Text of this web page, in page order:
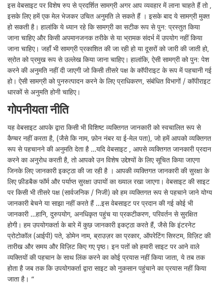
इस वेबसाइट पर विशेष रुप से प्रदर्शित सामग्री अगर आप व्यवहार में लाना चाहते हैं तो ,
इसके लिए हमें एक मेल भेजकर उचित अनुमति ले सकते हैं । इसके बाद ये सामग्री मुक्त
हो सकती है। हालांकि ये ध्यान रहे कि सामग्री का सटीक रूप से पुन: प्रस्तुत किया
जाना चाहिए और किसी अपमानजनक तरीके से या भ्रामक संदर्भ में उपयोग नहीं किया
जाना चाहिए। जहाँ भी सामग्री प्रकाशित की जा रही हो या दूसरों को जारी की जाती हो,
स्रोत को प्रमुख रूप से उल्लेख किया जाना चाहिए। हालांकि, ऐसी सामग्री को पुन: पेश
करने की अनुमति नहीं दी जाएगी जो किसी तीसरे पक्ष के कॉपीराइट के रूप में पहचानी गई
हो। ऐसी सामग्री को पुनरुत्पादन करने के लिए प्राधिकरण, संबंधित विभागों / कॉपीराइट
धारकों से अनुमति होनी चाहिए।
गोपनीयता नीति
यह वेबसाइट आपके द्वारा किसी भी विशिष्ट व्यक्तिगत जानकारी को स्वचालित रूप से
कैप्चर नहीं करता है, (जैसे कि नाम, फ़ोन नंबर या ई-मेल पता), जो हमें आपको व्यक्तिगत
रूप से पहचानने की अनुमति देता है …यदि वेबसाइट , आपसे व्यक्तिगत जानकारी प्रदान
करने का अनुरोध करती है, तो आपको उन विशेष उद्देश्यों के लिए सूचित किया जाएगा
जिनके लिए जानकारी इकट्ठा की जा रही है । आपकी व्यक्तिगत जानकारी की सुरक्षा के
लिए फ़ीडबैक फॉर्म और पर्याप्त सुरक्षा उपायों का ख्याल रखा जाएगा। वेबसाइट की साइट
पर किसी भी तीसरे पक्ष (सार्वजनिक / निजी) को हम व्यक्तिगत रूप से पहचाने जाने योग्य
जानकारी बेचने या साझा नहीं करते हैं …इस वेबसाइट पर प्रदान की गई कोई भी
जानकारी …हानि, दुरुपयोग, अनधिकृत पहुंच या प्रकटीकरण, परिवर्तन से सुरक्षित
होगी। हम उपयोगकर्ता के बारे में कुछ जानकारी इकट्ठा करते हैं, जैसे कि इंटरनेट
प्रोटोकॉल (आईपी) पते, डोमेन नाम, ब्राउज़र का प्रकार, ऑपरेटिंग सिस्टम, विज़िट की
तारीख और समय और विज़िट किए गए पृष्ठ। इन पतों को हमारी साइट पर आने वाले
व्यक्तियों की पहचान के साथ लिंक करने का कोई प्रयास नहीं किया जाता, ये तब तक
होता है जब तक कि उपयोगकर्ता द्वारा साइट को नुकसान पहुंचाने का प्रयास नहीं किया
जाता है। “